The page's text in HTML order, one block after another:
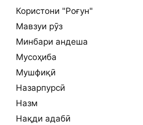
Користони "Роғун"
Мавзуи рӯз
Минбари андеша
Мусоҳиба
Мушфиқӣ
Назарпурсӣ
Назм
Нақди адабӣ